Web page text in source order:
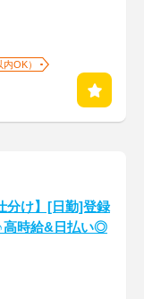
OK）
分け】[日勤]登録
高時給&日払い◎